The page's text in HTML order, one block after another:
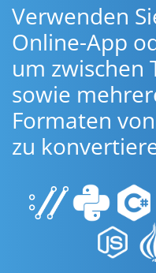
Verwenden
Online-App
um zwischen
sowie
Formaten
zu